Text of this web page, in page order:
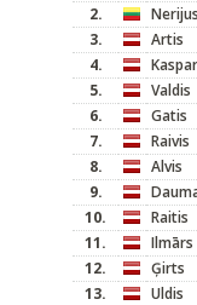
2.
Nerijus
3.
Artis
4.
5.
Valdis
6.
Gatis
7.
Raivis
8.
Alvis
9.
10.
Raitis
11.
Ilmārs
12.
Ģirts
13.
Uldis